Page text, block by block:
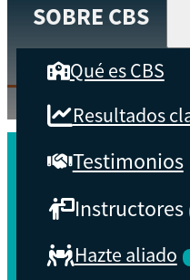
SOBRE CBS
Qué es CBS
Resultados
Testimonios
Instructores
Hazte aliado
Y formar parte de la mayor